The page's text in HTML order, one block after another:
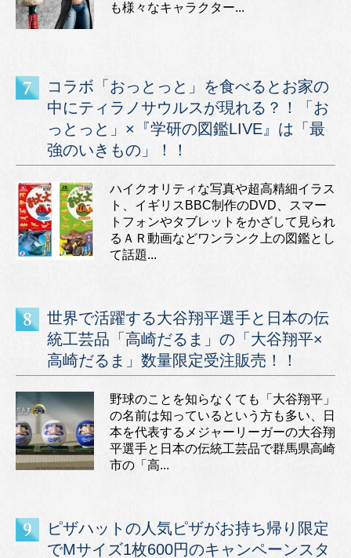
も様々なキャラクター...
コラボ「おっとっと」を食べるとお家の
中にティラノサウルスが現れる？！「お
っとっと」×『学研の図鑑LIVE』は「最
強のいきもの」！！
ハイクオリティな写真や超高精細イラス
ト、イギリスBBC制作のDVD、スマー
トフォンやタブレットをかざして見られ
るＡＲ動画などワンランク上の図鑑とし
て話題...
世界で活躍する大谷翔平選手と日本の伝
統工芸品「高崎だるま」の「大谷翔平×
高崎だるま」数量限定受注販売！！
野球のことを知らなくても「大谷翔平」
の名前は知っているという方も多い、日
本を代表するメジャーリーガーの大谷翔
平選手と日本の伝統工芸品で群馬県高崎
市の「高...
ピザハットの人気ピザがお持ち帰り限定
でMサイズ1枚600円のキャンペーンスタ